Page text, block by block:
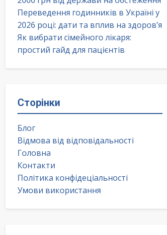
Переведення годинників в Україні у
2026 році: дати та вплив на здоров’я
Як вибрати сімейного лікаря:
простий гайд для пацієнтів
Сторінки
Блог
Відмова від відповідальності
Головна
Контакти
Політика конфідеціальності
Умови використання